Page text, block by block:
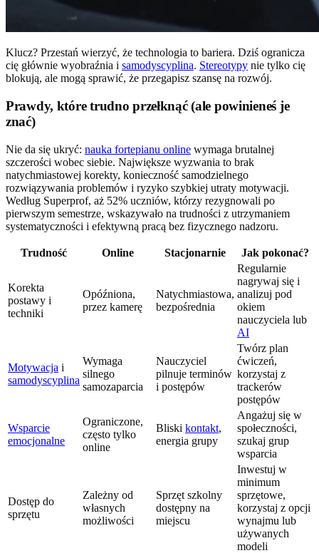
Klucz? Przestań wierzyć, że technologia to bariera. Dziś ogranicza
cię głównie wyobraźnia i samodyscyplina. Stereotypy nie tylko cię
blokują, ale mogą sprawić, że przegapisz szansę na rozwój.
Prawdy, które trudno przełknąć (ale powinieneś je
znać)
Nie da się ukryć: nauka fortepianu online wymaga brutalnej
szczerości wobec siebie. Największe wyzwania to brak
natychmiastowej korekty, konieczność samodzielnego
rozwiązywania problemów i ryzyko szybkiej utraty motywacji.
Według Superprof, aż 52% uczniów, którzy rezygnowali po
pierwszym semestrze, wskazywało na trudności z utrzymaniem
systematyczności i efektywną pracą bez fizycznego nadzoru.
Trudność Online Stacjonarnie Jak pokonać?
Korekta
postawy i
techniki
Opóźniona,
przez kamerę
Natychmiastowa,
bezpośrednia
Regularnie
nagrywaj się i
analizuj pod
okiem
nauczyciela lub
AI
Motywacja i
samodyscyplina
Wymaga
silnego
samozaparcia
Nauczyciel
pilnuje terminów
i postępów
Twórz plan
ćwiczeń,
korzystaj z
trackerów
postępów
Wsparcie
emocjonalne
Ograniczone,
często tylko
online
Bliski kontakt,
energia grupy
Angażuj się w
społeczności,
szukaj grup
wsparcia
Dostęp do
sprzętu
Zależny od
własnych
możliwości
Sprzęt szkolny
dostępny na
miejscu
Inwestuj w
minimum
sprzętowe,
korzystaj z opcji
wynajmu lub
używanych
modeli